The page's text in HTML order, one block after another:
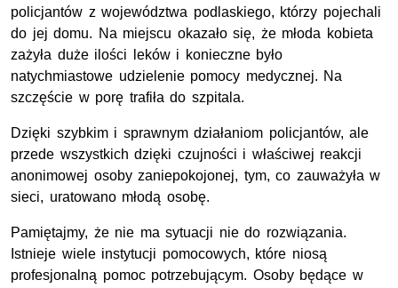
policjantów z województwa podlaskiego, którzy pojechali
do jej domu. Na miejscu okazało się, że młoda kobieta
zażyła duże ilości leków i konieczne było
natychmiastowe udzielenie pomocy medycznej. Na
szczęście w porę trafiła do szpitala.
Dzięki szybkim i sprawnym działaniom policjantów, ale
przede wszystkich dzięki czujności i właściwej reakcji
anonimowej osoby zaniepokojonej, tym, co zauważyła w
sieci, uratowano młodą osobę.
Pamiętajmy, że nie ma sytuacji nie do rozwiązania.
Istnieje wiele instytucji pomocowych, które niosą
profesjonalną pomoc potrzebującym. Osoby będące w